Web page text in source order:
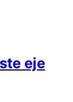
eje